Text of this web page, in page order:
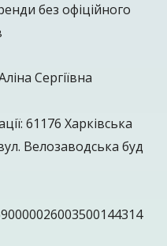
без офіційного
Сергіївна
61176 Харківська
Велозаводська буд